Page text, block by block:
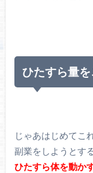
ひたすら量
じゃあはじめてこ
副業をしようとす
ひたすら体を動か